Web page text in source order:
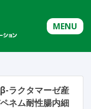
MENU
ラクタマーゼ産
ネム耐性腸内細